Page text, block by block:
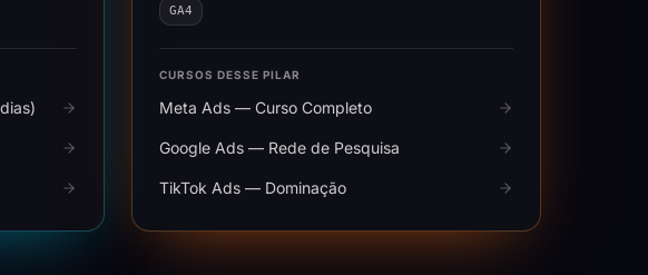
GA4
CURSOS DESSE PILAR
Meta Ads — Curso Completo
Google Ads — Rede de Pesquisa
TikTok Ads — Dominação